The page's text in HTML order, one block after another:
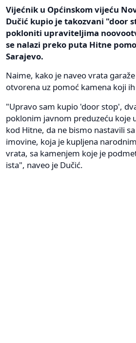
Vijećnik u Općinskom vijeću
Dučić kupio je takozvani "door
pokloniti upraviteljima
se nalazi preko puta Hitne
Sarajevo.
Naime, kako je naveo vrata
otvorena uz pomoć kamena koji
"Upravo sam kupio 'door stop',
poklonim javnom preduzeću koje
kod Hitne, da ne bismo nastavili
imovine, koja je kupljena
vrata, sa kamenjem koje je
ista", naveo je Dučić.